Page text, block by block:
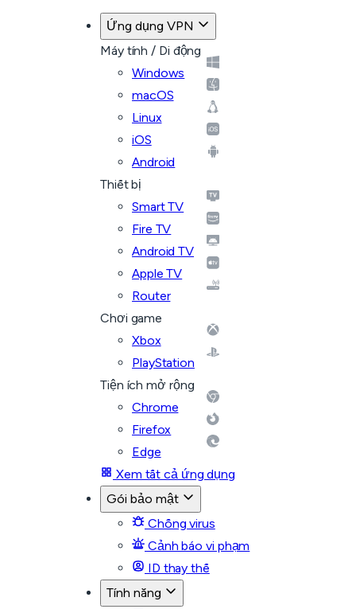
Ứng dụng VPN
Máy tính / Di động
Windows
macOS
Linux
iOS
Android
Thiết bị
Smart TV
Fire TV
Android TV
Apple TV
Router
Chơi game
Xbox
PlayStation
Tiện ích mở rộng
Chrome
Firefox
Edge
Xem tất cả ứng dụng
Gói bảo mật
Chống virus
Cảnh báo vi phạm
ID thay thế
Tính năng